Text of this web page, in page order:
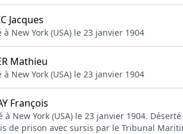
Jacques
New York (USA) le 23 janvier 1904
Mathieu
New York (USA) le 23 janvier 1904
François
New York (USA) le 23 janvier 1904.
de prison avec sursis par le Tribunal